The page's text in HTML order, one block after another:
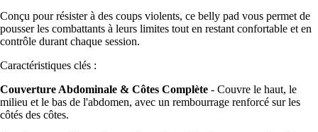
Conçu pour résister à des coups violents, ce belly pad vous permet de
pousser les combattants à leurs limites tout en restant confortable et en
contrôle durant chaque session.
Caractéristiques clés :
Couverture Abdominale & Côtes Complète - Couvre le haut, le
milieu et le bas de l'abdomen, avec un rembourrage renforcé sur les
côtés des côtes.